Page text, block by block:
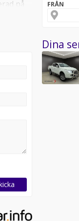
på
FRÅN
Dina